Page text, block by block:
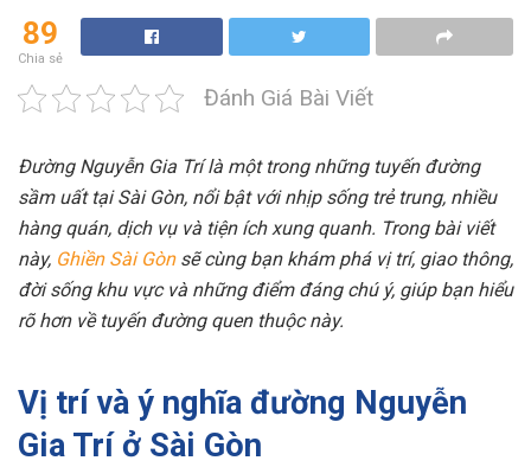
89
Chia sẻ
Đánh Giá Bài Viết
Đường Nguyễn Gia Trí là một trong những tuyến đường
sầm uất tại Sài Gòn, nổi bật với nhịp sống trẻ trung, nhiều
hàng quán, dịch vụ và tiện ích xung quanh. Trong bài viết
này, Ghiền Sài Gònsẽ cùng bạn khám phá vị trí, giao thông,
đời sống khu vực và những điểm đáng chú ý, giúp bạn hiểu
rõ hơn về tuyến đường quen thuộc này.
Vị trí và ý nghĩa đường Nguyễn
Gia Trí ở Sài Gòn